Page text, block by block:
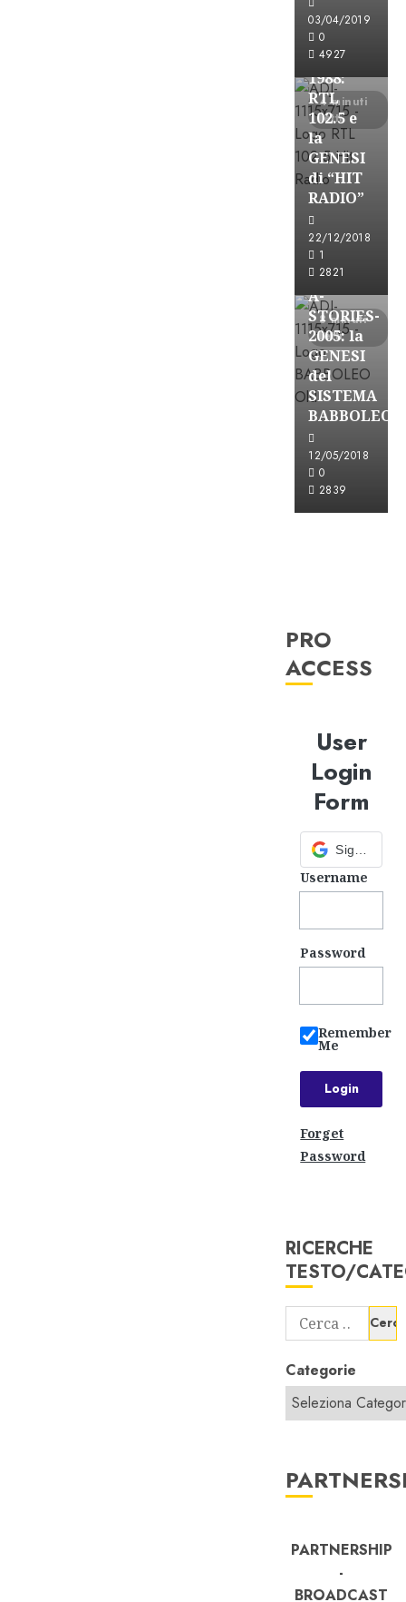
03/04/2019
0
4927
4 minuti
letti
FREE
A-
STORIES-
1988:
RTL
102.5 e
la
GENESI
di “HIT
RADIO”
22/12/2018
1
2821
8 minuti
letti
Formazione
FREE
A-
STORIES-
2005: la
GENESI
del
SISTEMA
BABBOLEO
12/05/2018
0
2839
PRO
ACCESS
User
Login
Form
Username
Password
Remember
Me
Forget
Password
RICERCHE
TESTO/
Ricerca
per:
Categorie
PARTNERSHIP
-
BROADCAST